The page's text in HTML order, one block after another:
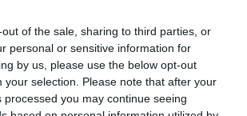
of the sale, sharing to third parties, or
personal or sensitive information for
by us, please use the below opt-out
your selection. Please note that after your
processed you may continue seeing
χωρίς να είναι δυνατή η
περιεχόμενο, τόσο γρήγορα που
νοητικοί χώροι. Αυτό συμβαίνει
ο ποιητής δεν σκέφτεται
λόγο). Στο τέλος των ποιημάτων,